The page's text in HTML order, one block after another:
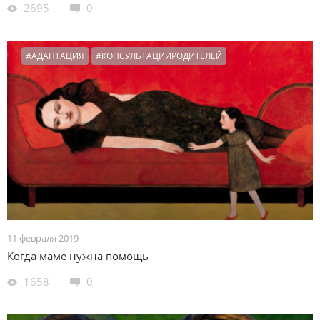
2695
0
#АДАПТАЦИЯ #КОНСУЛЬТАЦИИРОДИТЕЛЕЙ
11 февраля 2019
Когда маме нужна помощь
1658
0